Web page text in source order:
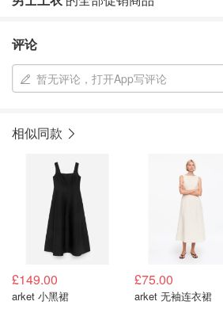
评论
暂无评论，打开App写评论
相似同款
£149.00
arket 小黑裙
£75.00
arket 无袖连衣裙